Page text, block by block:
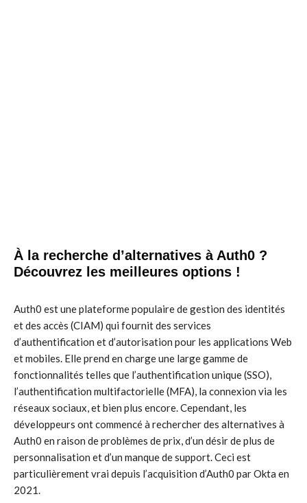
À la recherche d’alternatives à Auth0 ?
Découvrez les meilleures options !
Auth0 est une plateforme populaire de gestion des identités
et des accès (CIAM) qui fournit des services
d’authentification et d’autorisation pour les applications Web
et mobiles. Elle prend en charge une large gamme de
fonctionnalités telles que l’authentification unique (SSO),
l’authentification multifactorielle (MFA), la connexion via les
réseaux sociaux, et bien plus encore. Cependant, les
développeurs ont commencé à rechercher des alternatives à
Auth0 en raison de problèmes de prix, d’un désir de plus de
personnalisation et d’un manque de support. Ceci est
particulièrement vrai depuis l’acquisition d’Auth0 par Okta en
2021.